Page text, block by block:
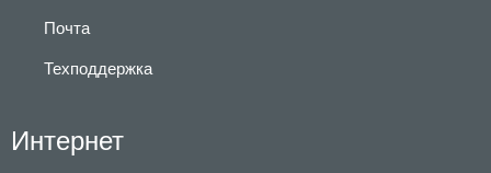
Почта
Техподдержка
Интернет